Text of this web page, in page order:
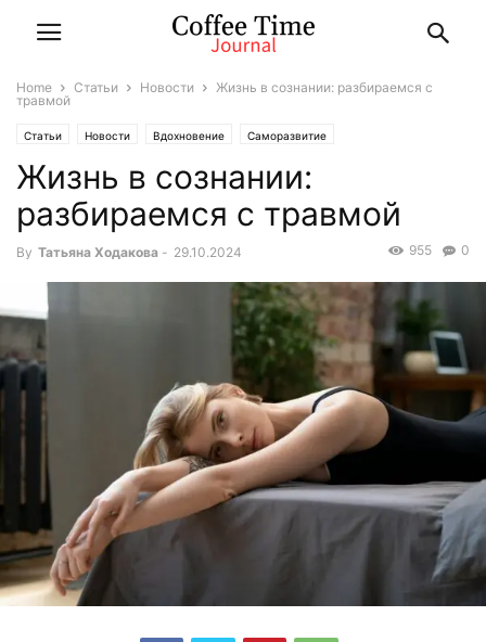
Home Статьи Новости
Жизнь в сознании: разбираемся с
травмой
Статьи Новости Вдохновение Саморазвитие
Жизнь в сознании:
разбираемся с травмой
By Татьяна Ходакова - 29.10.2024 0
955